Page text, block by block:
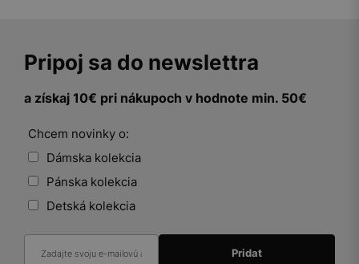
Pripoj sa do newslettra
a získaj 10€ pri nákupoch v hodnote min. 50€
Chcem novinky o:
Dámska kolekcia
Pánska kolekcia
Detská kolekcia